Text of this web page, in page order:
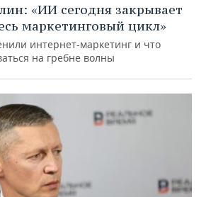
«ИИ сегодня закрывает
маркетинговый цикл»
интернет-маркетинг и что
на гребне волны